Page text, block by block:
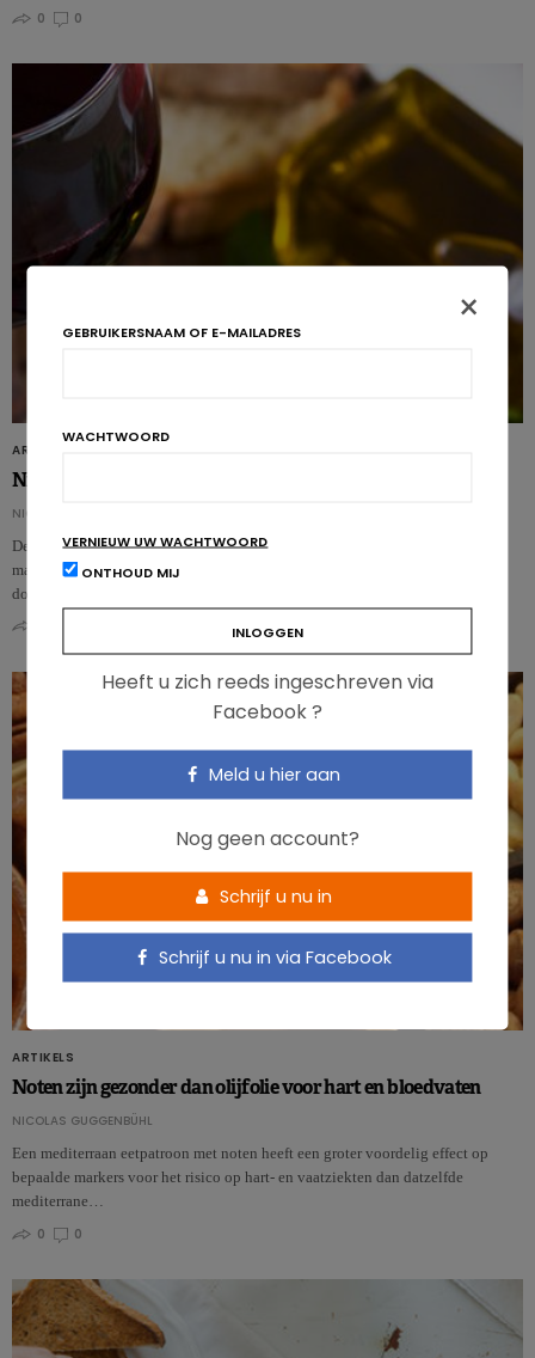
0
0
ARTIKELS
Nieuwe aanwijzingen dat een mediterraan dieet gezond is
NICOLAS GUGGENBÜHL
De cardiovasculaire voordelen van een mediterraan eetpatroon zouden te
maken kunnen hebben met wijzigingen in de activiteit van de microbiota
door…
ARTIKELS
Noten zijn gezonder dan olijfolie voor hart en bloedvaten
NICOLAS GUGGENBÜHL
Een mediterraan eetpatroon met noten heeft een groter voordelig effect op
bepaalde markers voor het risico op hart- en vaatziekten dan datzelfde
mediterrane…
0
0
×
GEBRUIKERSNAAM OF E-MAILADRES
WACHTWOORD
VERNIEUW UW WACHTWOORD
ONTHOUD MIJ
Heeft u zich reeds ingeschreven via
Facebook ?
Meld u hier aan
Nog geen account?
Schrijf u nu in
Schrijf u nu in via Facebook